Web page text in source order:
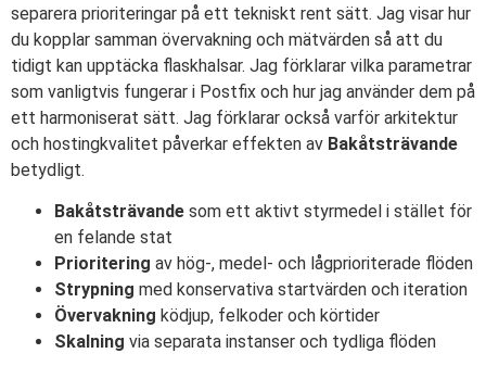
separera prioriteringar på ett tekniskt rent sätt. Jag visar hur
du kopplar samman övervakning och mätvärden så att du
tidigt kan upptäcka flaskhalsar. Jag förklarar vilka parametrar
som vanligtvis fungerar i Postfix och hur jag använder dem på
ett harmoniserat sätt. Jag förklarar också varför arkitektur
och hostingkvalitet påverkar effekten av Bakåtsträvande
betydligt.
Bakåtsträvande som ett aktivt styrmedel i stället för
en felande stat
Prioritering av hög-, medel- och lågprioriterade flöden
Strypning med konservativa startvärden och iteration
Övervakning ködjup, felkoder och körtider
Skalning via separata instanser och tydliga flöden